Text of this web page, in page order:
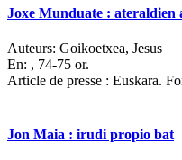
Joxe Munduate : ateraldien
Auteurs: Goikoetxea, Jesus
En: , 74-75 or.
Article de presse : Euskara.
Jon Maia : irudi propio bat